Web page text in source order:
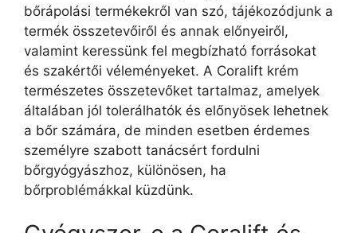
bőrápolási termékekről van szó, tájékozódjunk a
termék összetevőiről és annak előnyeiről,
valamint keressünk fel megbízható forrásokat
és szakértői véleményeket. A Coralift krém
természetes összetevőket tartalmaz, amelyek
általában jól tolerálhatók és előnyösek lehetnek
a bőr számára, de minden esetben érdemes
személyre szabott tanácsért fordulni
bőrgyógyászhoz, különösen, ha
bőrproblémákkal küzdünk.